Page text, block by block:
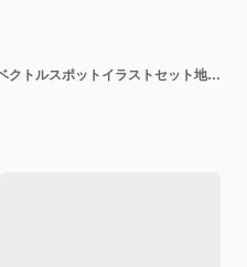
自然災害フラットコンセプトベクトルスポットイラストセット地震津波森林火災と吹雪ウェブUIデザイン用の白の2D漫画シーン分離された編集可能なクリエイティブ画像コレクション